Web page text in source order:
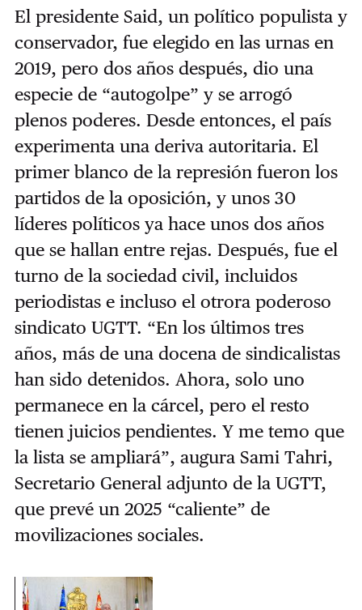
El presidente Said, un político populista y
conservador, fue elegido en las urnas en
2019, pero dos años después, dio una
especie de “autogolpe” y se arrogó
plenos poderes. Desde entonces, el país
experimenta una deriva autoritaria. El
primer blanco de la represión fueron los
partidos de la oposición, y unos 30
líderes políticos ya hace unos dos años
que se hallan entre rejas. Después, fue el
turno de la sociedad civil, incluidos
periodistas e incluso el otrora poderoso
sindicato UGTT. “En los últimos tres
años, más de una docena de sindicalistas
han sido detenidos. Ahora, solo uno
permanece en la cárcel, pero el resto
tienen juicios pendientes. Y me temo que
la lista se ampliará”, augura Sami Tahri,
Secretario General adjunto de la UGTT,
que prevé un 2025 “caliente” de
movilizaciones sociales.